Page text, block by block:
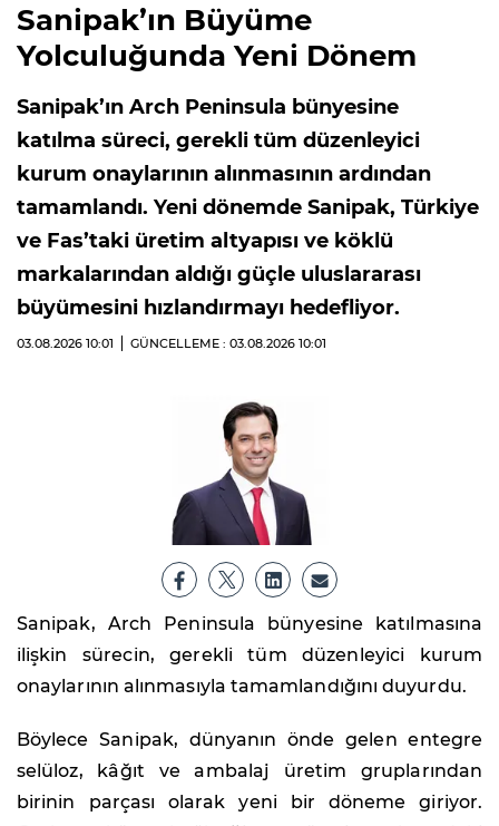
Sanipak’ın Büyüme
Yolculuğunda Yeni Dönem
Sanipak’ın Arch Peninsula bünyesine
katılma süreci, gerekli tüm düzenleyici
kurum onaylarının alınmasının ardından
tamamlandı. Yeni dönemde Sanipak, Türkiye
ve Fas’taki üretim altyapısı ve köklü
markalarından aldığı güçle uluslararası
büyümesini hızlandırmayı hedefliyor.
03.08.2026 10:01 GÜNCELLEME : 03.08.2026 10:01
Sanipak, Arch Peninsula bünyesine katılmasına
ilişkin sürecin, gerekli tüm düzenleyici kurum
onaylarının alınmasıyla tamamlandığını duyurdu.
Böylece Sanipak, dünyanın önde gelen entegre
selüloz, kâğıt ve ambalaj üretim gruplarından
birinin parçası olarak yeni bir döneme giriyor.